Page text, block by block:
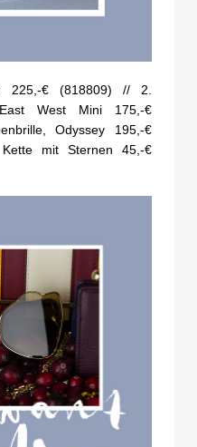
€ (818809) // 2.
West Mini 175,-€
Odyssey 195,-€
mit Sternen 45,-€